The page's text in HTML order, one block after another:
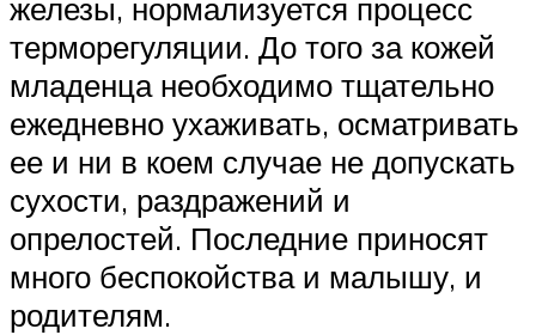
железы, нормализуется процесс
терморегуляции. До того за кожей
младенца необходимо тщательно
ежедневно ухаживать, осматривать
ее и ни в коем случае не допускать
сухости, раздражений и
опрелостей. Последние приносят
много беспокойства и малышу, и
родителям.